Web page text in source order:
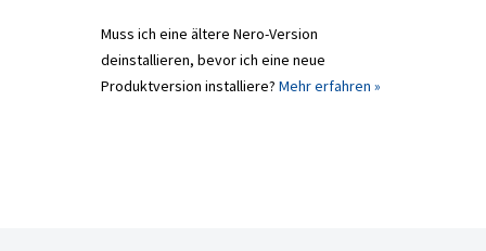
Muss ich eine ältere Nero-Version
deinstallieren, bevor ich eine neue
Produktversion installiere? Mehr erfahren »